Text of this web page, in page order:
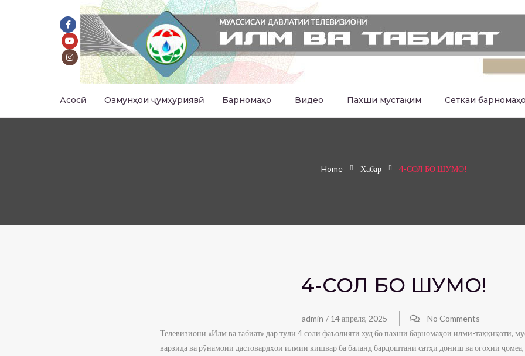
Асосӣ Озмунҳои ҷумҳуриявӣ Барномаҳо Видео Пахши мустақим Сеткаи барномаҳо
Home Хабар 4-СОЛ БО ШУМО!
4-СОЛ БО ШУМО!
admin / 14 апреля, 2025
No Comments
Телевизиони «Илм ва табиат» дар тӯли 4 соли фаъолияти худ бо пахши барномаҳои илмӣ-таҳқиқотӣ,
варзида ва рӯнамоии дастовардҳои илмии кишвар ба баланд бардоштани сатҳи дониш ва огоҳии